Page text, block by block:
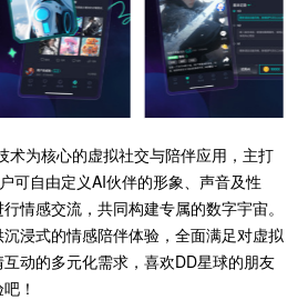
术为核心的虚拟社交与陪伴应用，主打
可自由定义AI伙伴的形象、声音及性
情感交流，共同构建专属的数字宇宙。
浸式的情感陪伴体验，全面满足对虚拟
动的多元化需求，喜欢DD星球的朋友
！